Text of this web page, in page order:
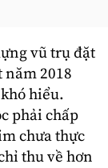
vũ trụ đặt
2018
hiểu.
phải chấp
chưa thực
thu về hơn